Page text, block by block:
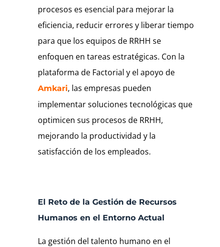
procesos es esencial para mejorar la
eficiencia, reducir errores y liberar tiempo
para que los equipos de RRHH se
enfoquen en tareas estratégicas. Con la
plataforma de Factorial y el apoyo de
Amkari, las empresas pueden
implementar soluciones tecnológicas que
optimicen sus procesos de RRHH,
mejorando la productividad y la
satisfacción de los empleados.
El Reto de la Gestión de Recursos
Humanos en el Entorno Actual
La gestión del talento humano en el